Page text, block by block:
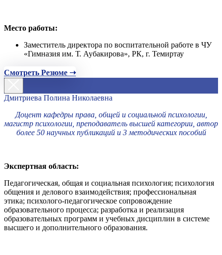
Место работы:
Заместитель директора по воспитательной работе в ЧУ
«Гимназия им. Т. Аубакирова», РК, г. Темиртау
Смотреть Резюме ➝
Дмитриева Полина Николаевна
Доцент кафедры права, общей и социальной психологии,
магистр психологии, преподаватель высшей категории, автор
более 50 научных публикаций и 3 методических пособий
Экспертная область:
Педагогическая, общая и социальная психология; психология
общения и делового взаимодействия; профессиональная
этика; психолого-педагогическое сопровождение
образовательного процесса; разработка и реализация
образовательных программ и учебных дисциплин в системе
высшего и дополнительного образования.